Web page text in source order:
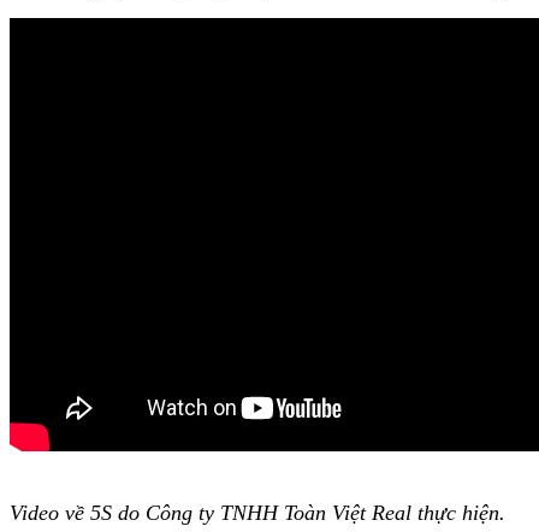
Video về 5S do Công ty TNHH Toàn Việt Real thực hiện.